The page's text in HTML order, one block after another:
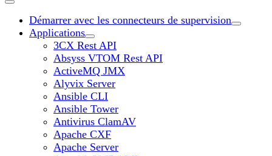
Démarrer avec les connecteurs de supervision
Applications
3CX Rest API
Absyss VTOM Rest API
ActiveMQ JMX
Alyvix Server
Ansible CLI
Ansible Tower
Antivirus ClamAV
Apache CXF
Apache Server